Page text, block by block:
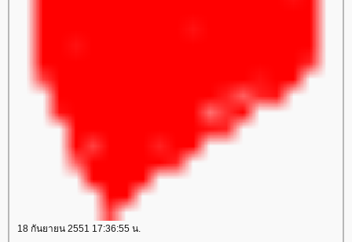
18 กันยายน 2551 17:36:55 น.